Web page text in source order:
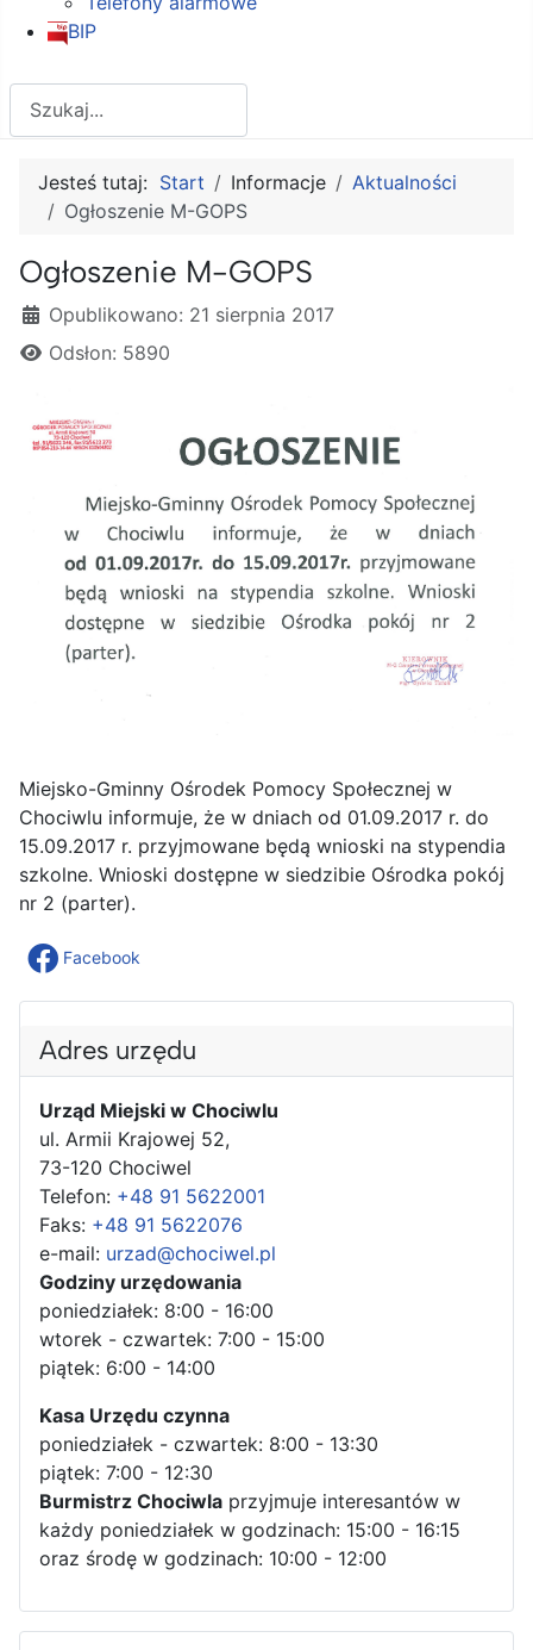
BIP
Jesteś tutaj: Start Informacje
Aktualności
Ogłoszenie M-GOPS
Ogłoszenie M-GOPS
Szczegóły
Opublikowano: 21 sierpnia 2017
Odsłon: 5890
Miejsko-Gminny Ośrodek Pomocy Społecznej w
Chociwlu informuje, że w dniach od 01.09.2017 r. do
15.09.2017 r. przyjmowane będą wnioski na stypendia
szkolne. Wnioski dostępne w siedzibie Ośrodka pokój
nr 2 (parter).
Facebook
Adres urzędu
Urząd Miejski w Chociwlu
ul. Armii Krajowej 52,
73-120 Chociwel
Telefon: +48 91 5622001
Faks: +48 91 5622076
e-mail: urzad@chociwel.pl
Godziny urzędowania
poniedziałek: 8:00 - 16:00
wtorek - czwartek: 7:00 - 15:00
piątek: 6:00 - 14:00
Kasa Urzędu czynna
poniedziałek - czwartek: 8:00 - 13:30
piątek: 7:00 - 12:30
Burmistrz Chociwla przyjmuje interesantów w
każdy poniedziałek w godzinach: 15:00 - 16:15
oraz środę w godzinach: 10:00 - 12:00